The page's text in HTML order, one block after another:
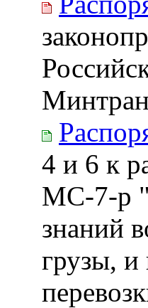
4 и 6 к
МС-7-р
знаний
грузы, и